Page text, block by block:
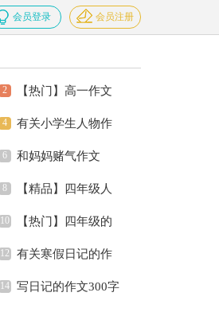
会员登录 会员注册
【热门】高一作文
300字汇总4篇
有关小学生人物作
文300字汇总10篇
和妈妈赌气作文
【精品】四年级人
物作文300字四篇
【热门】四年级的
作文300字10篇
有关寒假日记的作
文300字集合六篇
写日记的作文300字